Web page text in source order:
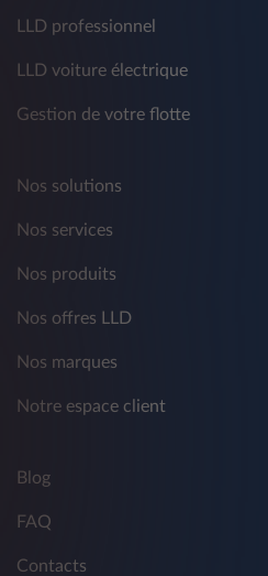
LLD professionnel
LLD voiture électrique
Gestion de votre flotte
Nos solutions
Nos services
Nos produits
Nos offres LLD
Nos marques
Notre espace client
Blog
FAQ
Contacts